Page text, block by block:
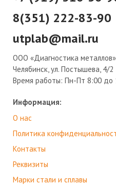
8(351) 222-83-90
utplab@mail.ru
ООО «Диагностика металлов»
Челябинск, ул. Постышева, 4/2
Время работы: Пн-Пт 8:00 до
Информация:
О нас
Политика
Контакты
Реквизиты
Марки стали и сплавы